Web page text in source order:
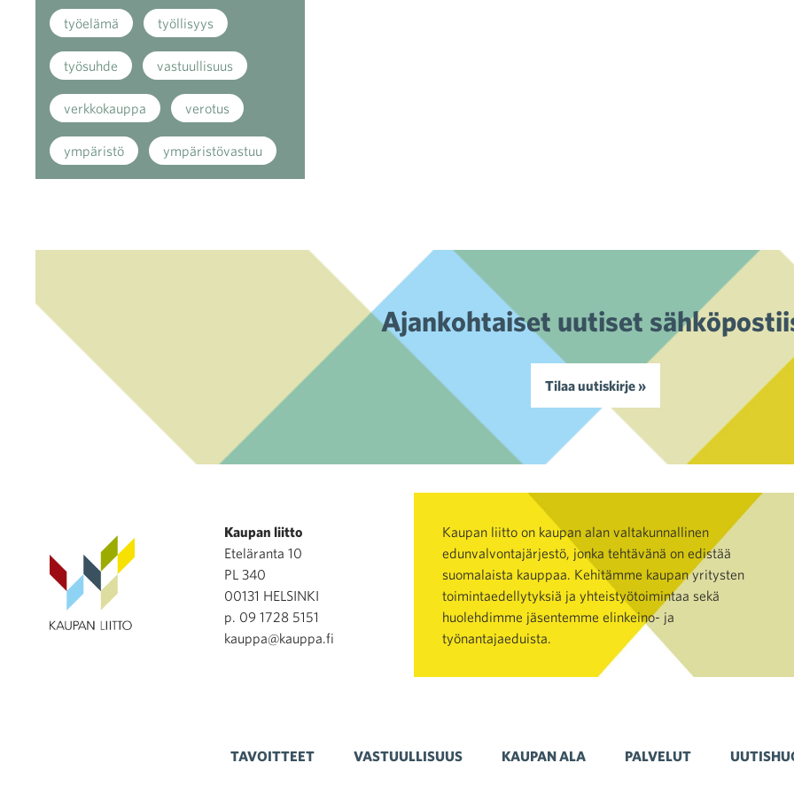
työelämä työllisyys
työsuhde vastuullisuus
verkkokauppa verotus
ympäristö ympäristövastuu
Ajankohtaiset uutiset
Tilaa uutiskirje »
Kaupan liitto
Eteläranta 10
PL 340
00131 HELSINKI
p. 09 1728 5151
kauppa@kauppa.fi
Kaupan liitto on kaupan alan valtakunnallinen
edunvalvontajärjestö, jonka tehtävänä on edistää
suomalaista kauppaa. Kehitämme kaupan yritysten
toimintaedellytyksiä ja yhteistyötoimintaa sekä
huolehdimme jäsentemme elinkeino- ja
työnantajaeduista.
TAVOITTEET VASTUULLISUUS KAUPAN ALA PALVELUT